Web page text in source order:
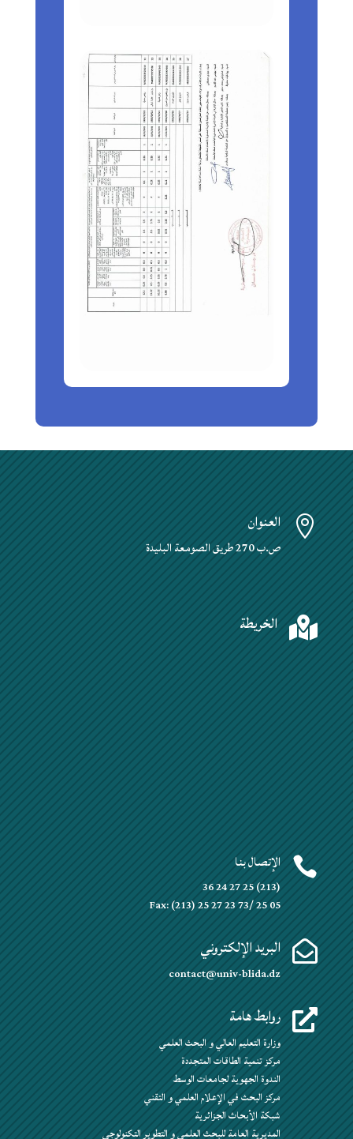
 العنوان
ص.ب 270 طريق الصومعة البليدة
 الخريطة
 الإتصال بنا
(213) 25 27 24 36
Fax: (213) 25 27 23 73/ 25 05
 البريد الإلكتروني
contact@univ-blida.dz
 روابط هامة
وزارة التعليم العالي و البحث العلمي
مركز تنمية الطاقات المتجددة
الندوة الجهوية لجامعات الوسط
مركز البحث في الإعلام العلمي و التقني
شبكة الأبحاث الجزائرية
المديرية العامة للبحث العلمي و التطوير التكنولوجي